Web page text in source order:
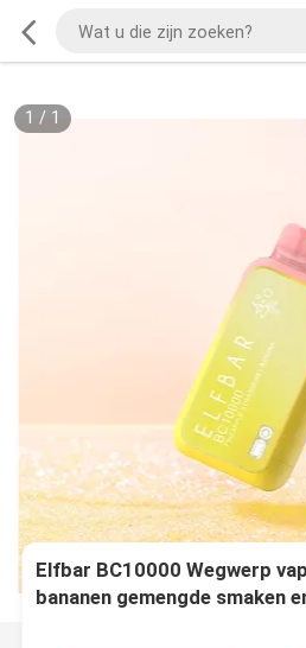
1 / 1
Elfbar BC10000 Wegwerp
bananen gemengde smaken